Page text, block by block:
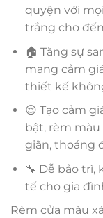
quyện với
trắng cho
🏠 Tăng sự
mang cảm
thiết kế
😌 Tạo cảm
bật, rèm
giãn, thoáng
🔧 Dễ bảo
tế cho gia
Rèm cửa màu